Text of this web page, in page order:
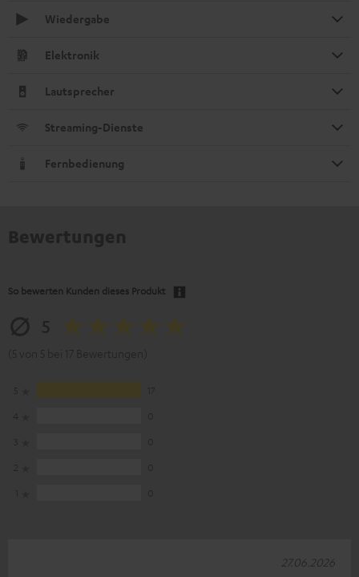
Wiedergabe
Elektronik
Lautsprecher
Streaming-Dienste
Fernbedienung
So bewerten Kunden dieses Produkt
27.06.2026